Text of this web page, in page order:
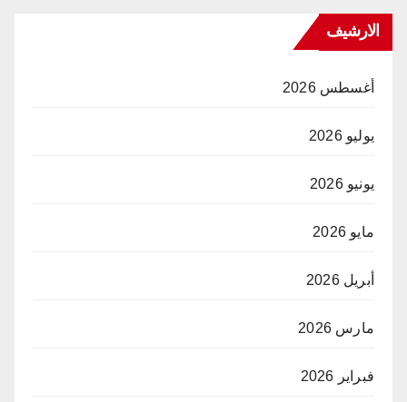
الارشيف
أغسطس 2026
يوليو 2026
يونيو 2026
مايو 2026
أبريل 2026
مارس 2026
فبراير 2026